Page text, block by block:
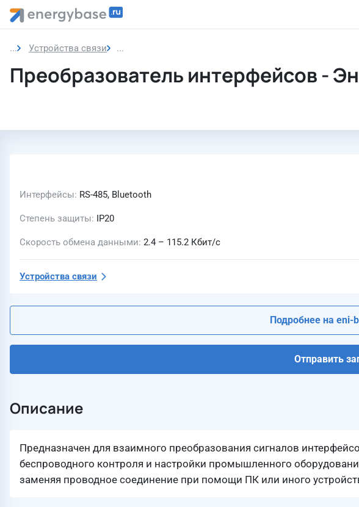
Устройства связи Преобразователь интерфейсов
Преобразователь интерфейсов -
Интерфейсы RS-485, Bluetooth
Степень защиты IP20
Скорость обмена данными 2.4 – 115.2 Кбит/с
Устройства связи
Подробнее на eni-
Отправить
Описание
Предназначен для взаимного преобразования сигналов
беспроводного контроля и настройки промышленного
заменяя проводное соединение при помощи ПК или иного